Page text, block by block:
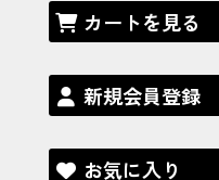
カートを見る
新規会員登録
お気に入り